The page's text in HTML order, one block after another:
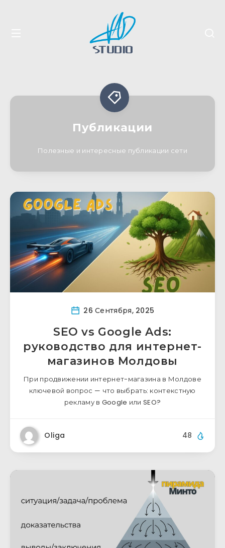
Публикации
Полезные и интересные публикации сети
26 Сентября, 2025
SEO vs Google Ads:
руководство для интернет-
магазинов Молдовы
При продвижении интернет-магазина в Молдове
ключевой вопрос — что выбрать: контекстную
рекламу в Google или SEO?
Oliga 48